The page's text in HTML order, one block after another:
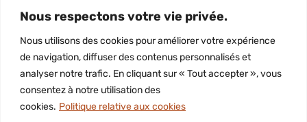
Nous respectons votre vie privée.
Nous utilisons des cookies pour améliorer votre expérience
de navigation, diffuser des contenus personnalisés et
analyser notre trafic. En cliquant sur « Tout accepter », vous
consentez à notre utilisation des
cookies. Politique relative aux cookies
Abonnez-vous à notre newsletter pour être tenu
informé des activités du Dojo
S'inscrire